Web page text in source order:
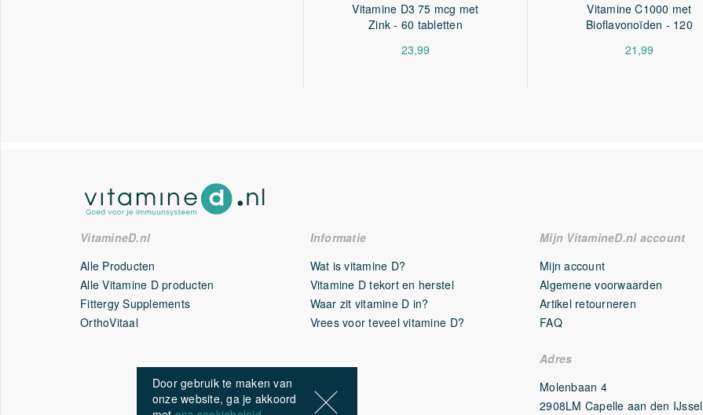
Vitamine D3 75 mcg met
Zink - 60 tabletten
23,99
Vitamine C1000 met
Bioflavonoïden - 120
21,99
VitamineD.nl
Alle Producten
Alle Vitamine D producten
Fittergy Supplements
OrthoVitaal
Informatie
Wat is vitamine D?
Vitamine D tekort en herstel
Waar zit vitamine D in?
Vrees voor teveel vitamine D?
Mijn VitamineD.nl account
Mijn account
Algemene voorwaarden
Artikel retourneren
FAQ
Adres
Molenbaan 4
2908LM Capelle aan den IJssel
Door gebruik te maken van
onze website, ga je akkoord